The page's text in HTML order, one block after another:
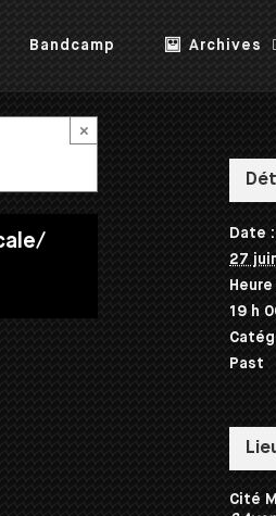
Bandcamp Archives
×
Date :
27
Heure
19 h
Past
Cité